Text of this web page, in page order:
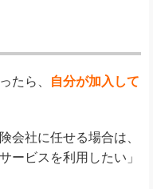
たら、
自分が加入して
会社に任せる場合は、
ービスを利用したい」